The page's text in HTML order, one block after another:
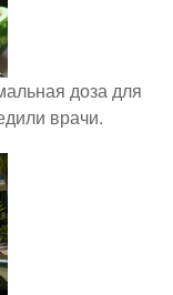
доза для
врачи.